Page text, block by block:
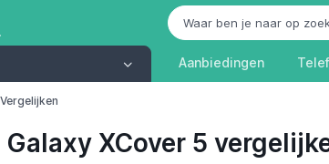
Aanbiedingen
Vergelijken
XCover 5